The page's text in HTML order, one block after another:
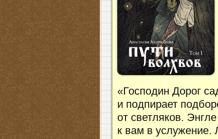
«Господин Дорог
и подпирает
от светляков.
к вам в услужение.